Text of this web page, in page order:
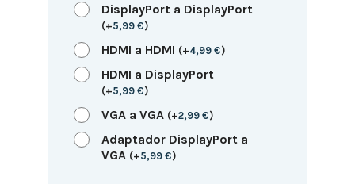
DisplayPort a DisplayPort
(+5,99 €)
HDMI a HDMI (+4,99 €)
HDMI a DisplayPort
(+5,99 €)
VGA a VGA (+2,99 €)
Adaptador DisplayPort a
VGA (+5,99 €)